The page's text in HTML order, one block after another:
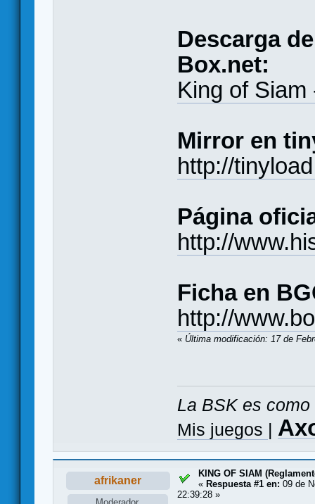
Descarga
Box.net:
King of
Mirror en
http://
Página
http://
Ficha en
http://
« Última modificación: 17 de
La BSK es
Mis juegos |
afrikaner
KING OF SIAM
« Respuesta #1 en: 09 de
22:39:28 »